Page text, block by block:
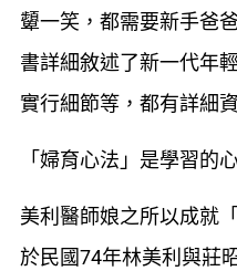
顰一笑，都需要新手爸
書詳細敘述了新一代年
實行細節等，都有詳細
「婦育心法」是學習的
美利醫師娘之所以成就
於民國74年林美利與莊